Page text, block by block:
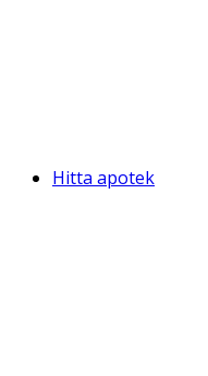
Hitta apotek